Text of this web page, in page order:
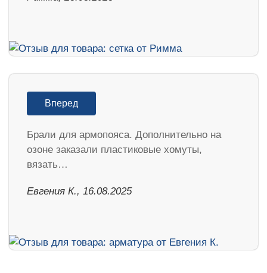
Вперед
Брали для армопояса. Дополнительно на
озоне заказали пластиковые хомуты,
вязать…
Евгения К., 16.08.2025